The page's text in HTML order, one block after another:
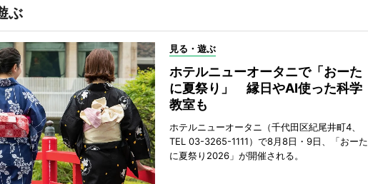
ぶ
見る・遊ぶ
ホテルニューオータニで「おーた
に夏祭り」 縁日やAI使った科学
教室も
ホテルニューオータニ（千代田区紀尾井町4、
TEL 03-3265-1111）で8月8日・9日、「おーた
に夏祭り2026」が開催される。